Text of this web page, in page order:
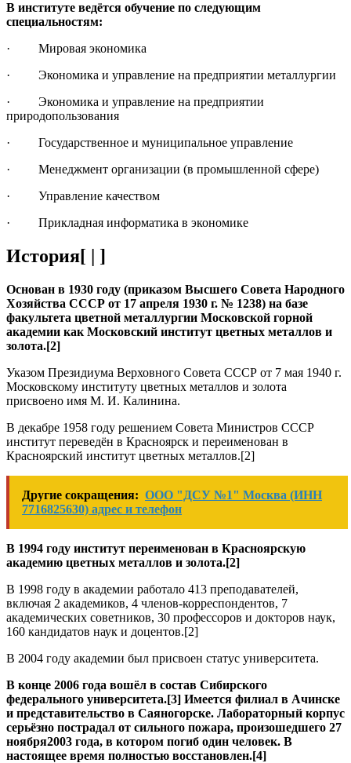
В институте ведётся обучение по следующим
специальностям:
· Мировая экономика
· Экономика и управление на предприятии металлургии
· Экономика и управление на предприятии
природопользования
· Государственное и муниципальное управление
· Менеджмент организации (в промышленной сфере)
· Управление качеством
· Прикладная информатика в экономике
История[ | ]
Основан в 1930 году (приказом Высшего Совета Народного
Хозяйства СССР от 17 апреля 1930 г. № 1238) на базе
факультета цветной металлургии Московской горной
академии как Московский институт цветных металлов и
золота.[2]
Указом Президиума Верховного Совета СССР от 7 мая 1940 г.
Московскому институту цветных металлов и золота
присвоено имя М. И. Калинина.
В декабре 1958 году решением Совета Министров СССР
институт переведён в Красноярск и переименован в
Красноярский институт цветных металлов.[2]
Другие сокращения: ООО "ДСУ №1" Москва (ИНН
7716825630) адрес и телефон
В 1994 году институт переименован в Красноярскую
академию цветных металлов и золота.[2]
В 1998 году в академии работало 413 преподавателей,
включая 2 академиков, 4 членов-корреспондентов, 7
академических советников, 30 профессоров и докторов наук,
160 кандидатов наук и доцентов.[2]
В 2004 году академии был присвоен статус университета.
В конце 2006 года вошёл в состав Сибирского
федерального университета.[3] Имеется филиал в Ачинске
и представительство в Саяногорске. Лабораторный корпус
серьёзно пострадал от сильного пожара, произошедшего 27
ноября2003 года, в котором погиб один человек. В
настоящее время полностью восстановлен.[4]